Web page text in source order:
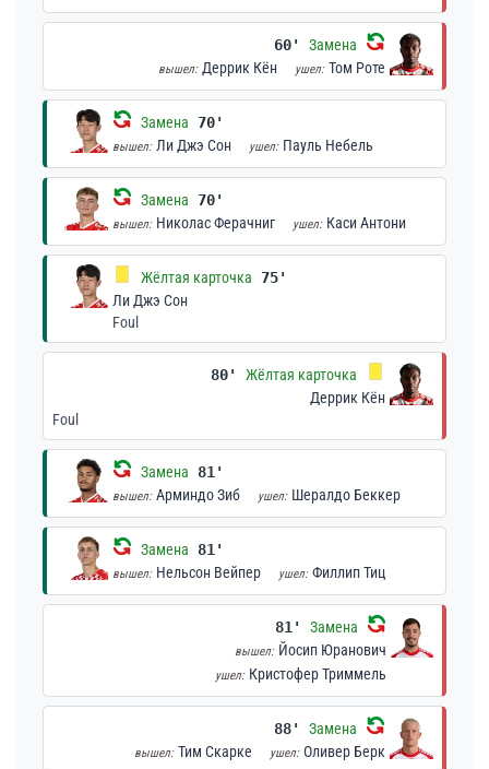
60' Замена
вышел: Деррик Кён ушел: Том Роте
Замена 70'
вышел: Ли Джэ Сон ушел: Пауль Небель
Замена 70'
вышел: Николас Ферачниг ушел: Каси Антони
Жёлтая карточка
75'
Ли Джэ Сон
Foul
80'
Жёлтая карточка
Деррик Кён
Foul
Замена 81'
вышел: Арминдо Зиб ушел: Шералдо Беккер
Замена 81'
вышел: Нельсон Вейпер ушел: Филлип Тиц
81' Замена
вышел: Йосип Юранович
ушел: Кристофер Триммель
88' Замена
вышел: Тим Скарке ушел: Оливер Берк